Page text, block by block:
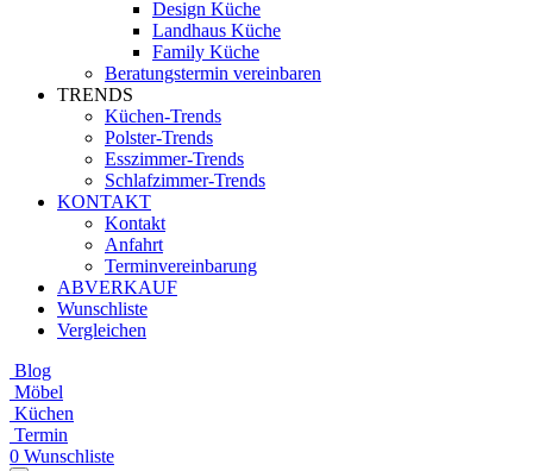
Design Küche
Landhaus Küche
Family Küche
Beratungstermin vereinbaren
TRENDS
Küchen-Trends
Polster-Trends
Esszimmer-Trends
Schlafzimmer-Trends
KONTAKT
Kontakt
Anfahrt
Terminvereinbarung
ABVERKAUF
Wunschliste
Vergleichen
Blog
Möbel
Küchen
Termin
0 Wunschliste